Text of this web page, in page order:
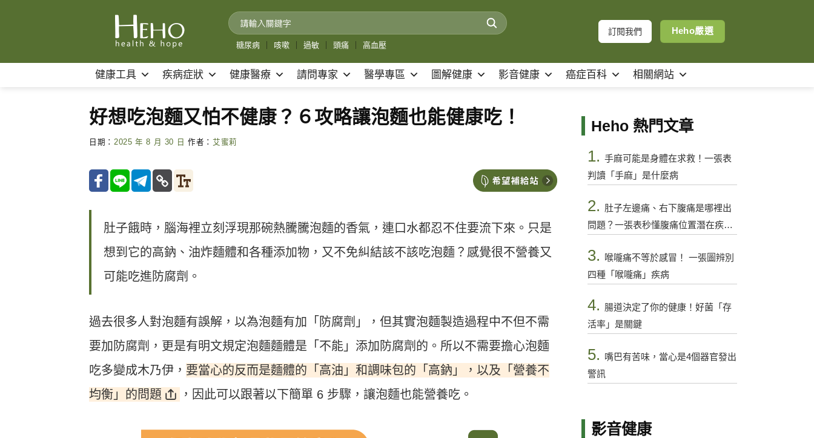
糖尿病 咳嗽 過敏 頭痛 高血壓
訂閱我們 Heho嚴選
健康工具 疾病症狀 健康醫療 請問專家 醫學專區 圖解健康 影音健康 癌症百科 相關網站
好想吃泡麵又怕不健康？６攻略讓泡麵也能健康吃！
日期： 2025 年 8 月 30 日 作者： 艾蜜莉
肚子餓時，腦海裡立刻浮現那碗熱騰騰泡麵的香氣，連口水都忍不住要流下來。只是
想到它的高鈉、油炸麵體和各種添加物，又不免糾結該不該吃泡麵？感覺很不營養又
可能吃進防腐劑。
過去很多人對泡麵有誤解，以為泡麵有加「防腐劑」，但其實泡麵製造過程中不但不需
要加防腐劑，更是有明文規定泡麵麵體是「不能」添加防腐劑的。所以不需要擔心泡麵
吃多變成木乃伊， 要當心的反而是麵體的「高油」和調味包的「高鈉」，以及「營養不
均衡」的問題
，因此可以跟著以下簡單 6 步驟，讓泡麵也能營養吃。
Heho 熱門文章
1. 手麻可能是身體在求救！一張表
判讀「手麻」是什麼病
2. 肚子左邊痛、右下腹痛是哪裡出
問題？一張表秒懂腹痛位置潛在疾病
3.
喉嚨痛不等於感冒！ 一張圖辨別
四種「喉嚨痛」疾病
4. 腸道決定了你的健康！好菌「存
活率」是關鍵
5. 嘴巴有苦味，當心是4個器官發出
警訊
影音健康